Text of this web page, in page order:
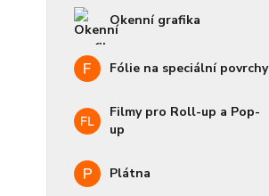
Okenní grafika
Fólie na speciální povrchy
Filmy pro Roll-up a Pop-
up
Plátna